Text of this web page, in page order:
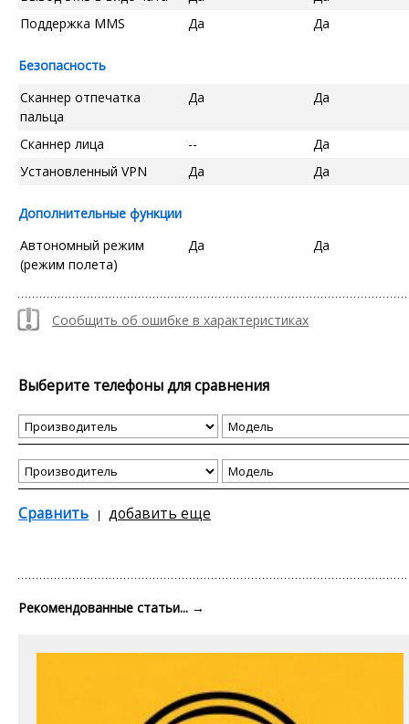
Поддержка MMS
Да Да
Безопасность
Сканнер отпечатка
пальца
Да Да
Сканнер лица --
Да
Установленный VPN
Да Да
Дополнительные функции
Автономный режим
(режим полета)
Да Да
Сообщить об ошибке в характеристиках
Выберите телефоны для сравнения
Сравнить добавить еще
Рекомендованные статьи... →